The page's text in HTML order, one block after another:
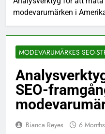
modevarumärken i
MODEVARUMÄRKES SEO-
SEO-
Bianca Reyes 6